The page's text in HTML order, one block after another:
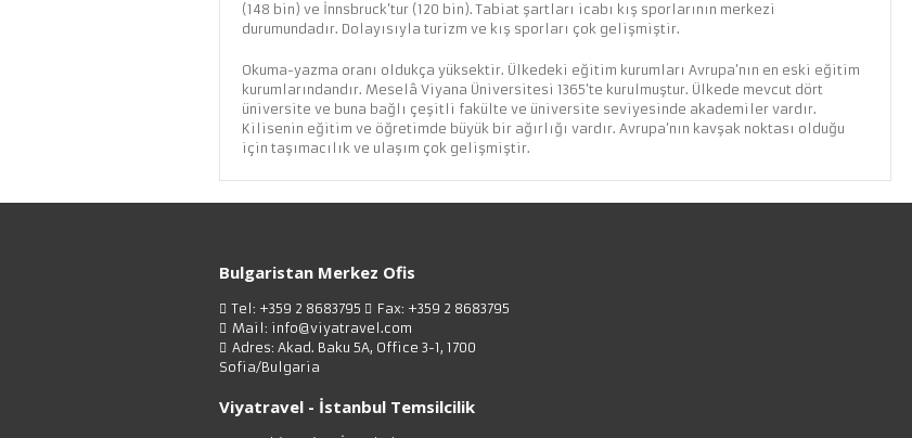
(148 bin) ve İnnsbruck’tur (120 bin). Tabiat şartları icabı kış sporlarının merkezi
durumundadır. Dolayısıyla turizm ve kış sporları çok gelişmiştir.
Okuma-yazma oranı oldukça yüksektir. Ülkedeki eğitim kurumları Avrupa’nın en eski eğitim
kurumlarındandır. Meselâ Viyana Üniversitesi 1365’te kurulmuştur. Ülkede mevcut dört
üniversite ve buna bağlı çeşitli fakülte ve üniversite seviyesinde akademiler vardır.
Kilisenin eğitim ve öğretimde büyük bir ağırlığı vardır. Avrupa’nın kavşak noktası olduğu
için taşımacılık ve ulaşım çok gelişmiştir.
Bulgaristan Merkez Ofis
Tel: +359 2 8683795
Fax: +359 2 8683795
Mail: info@viyatravel.com
Adres: Akad. Baku 5A, Office 3-1, 1700
Sofia/Bulgaria
Viyatravel - İstanbul Temsilcilik